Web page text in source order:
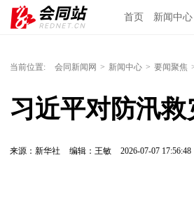
首页 新闻中心
当前位置: 会同新闻网 > 新闻中心 > 要闻聚焦
习近平对防汛
来源：新华社 编辑：王敏 2026-07-07 17:56:48